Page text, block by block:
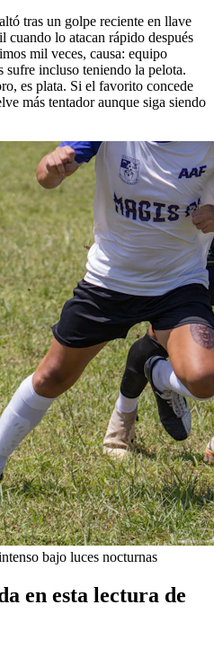
tras un golpe reciente en llave
cuando lo atacan rápido después
mil veces, causa: equipo
sufre incluso teniendo la pelota.
es plata. Si el favorito concede
más tentador aunque siga siendo
bajo luces nocturnas
en esta lectura de